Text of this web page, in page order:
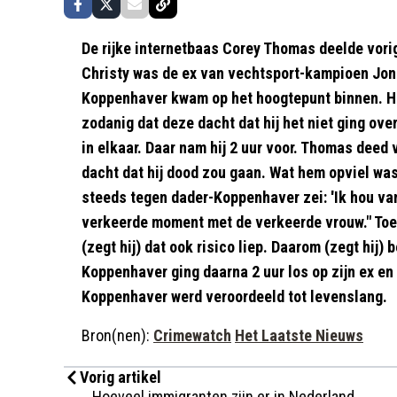
De rijke internetbaas Corey Thomas deelde
Christy was de ex van vechtsport-kampioen
Koppenhaver kwam op het hoogtepunt binnen.
zodanig dat deze dacht dat hij het niet ging
in elkaar. Daar nam hij 2 uur voor. Thomas
dacht dat hij dood zou gaan. Wat hem opviel
steeds tegen dader-Koppenhaver zei: 'Ik hou
verkeerde moment met de verkeerde vrouw."
(zegt hij) dat ook risico liep. Daarom (zegt hij)
Koppenhaver ging daarna 2 uur los op zijn ex
Koppenhaver werd veroordeeld tot levenslang.
Bron(nen): Crimewatch Het Laatste Nieuws
Vorig artikel